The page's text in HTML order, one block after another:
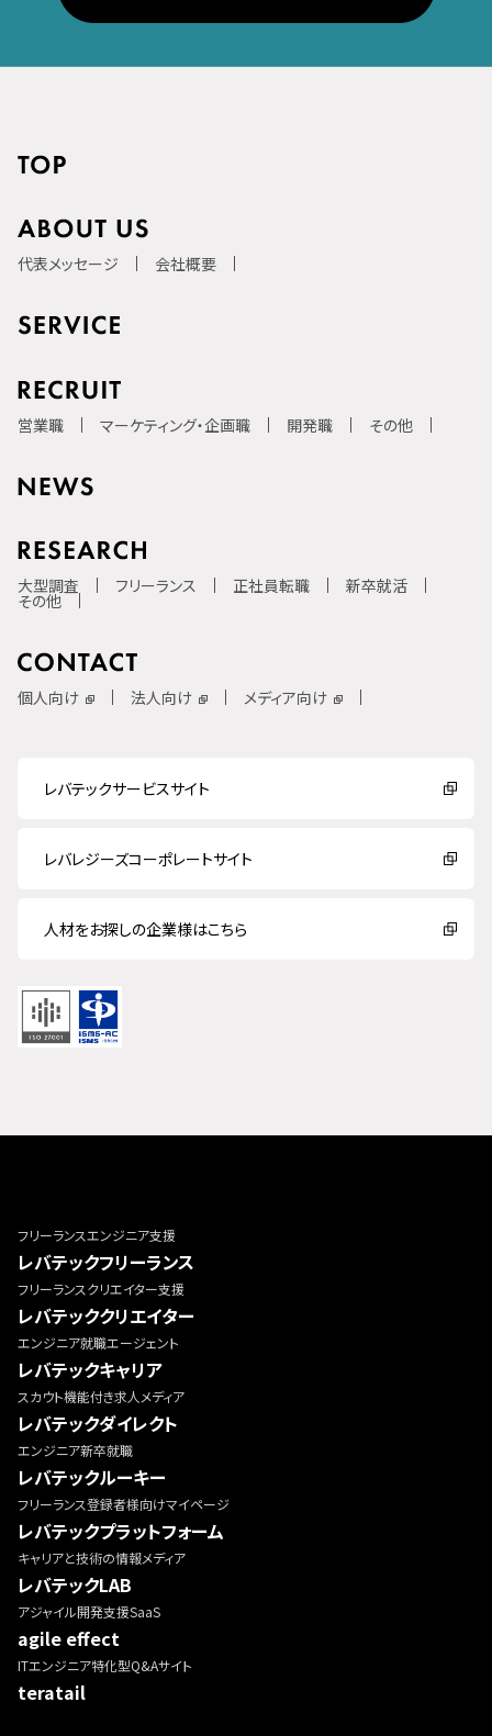
代表メッセージ 会社概要
営業職 マーケティング・企画職 開発職 その他
大型調査 フリーランス 正社員転職 新卒就活
その他
個人向け 法人向け メディア向け
レバテックサービスサイト
レバレジーズコーポレートサイト
人材をお探しの企業様はこちら
フリーランスエンジニア支援
レバテックフリーランス
フリーランスクリエイター支援
レバテッククリエイター
エンジニア就職エージェント
レバテックキャリア
スカウト機能付き求人メディア
レバテックダイレクト
エンジニア新卒就職
レバテックルーキー
フリーランス登録者様向けマイページ
レバテックプラットフォーム
キャリアと技術の情報メディア
レバテックLAB
アジャイル開発支援SaaS
agile effect
ITエンジニア特化型Q&Aサイト
teratail